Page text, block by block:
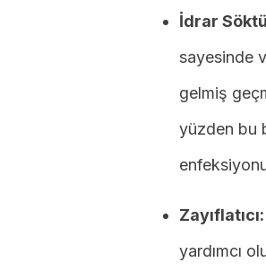
İdrar
sayesinde
gelmiş
yüzden bu
Zayıflatıcı:
yardımcı